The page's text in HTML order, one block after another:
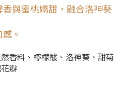
與蜜桃嬌甜，融合洛神葵
。
香料、 檸檬酸、洛神葵、甜菊
瓣